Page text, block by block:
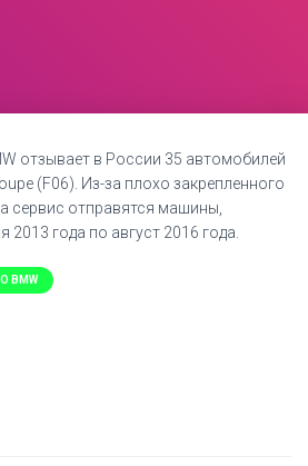
отзывает в России 35 автомобилей
(F06). Из-за плохо закрепленного
сервис отправятся машины,
2013 года по август 2016 года.
BMW